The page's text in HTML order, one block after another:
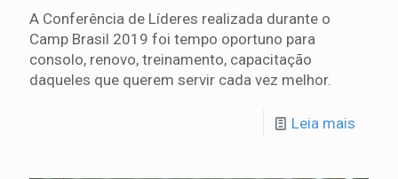
A Conferência de Líderes realizada durante o
Camp Brasil 2019 foi tempo oportuno para
consolo, renovo, treinamento, capacitação
daqueles que querem servir cada vez melhor.
Leia mais